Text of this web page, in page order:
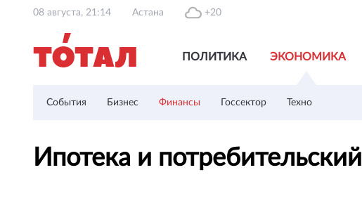
08 августа, 21:14 Астана +20
ПОЛИТИКА ЭКОНОМИКА
События Бизнес Финансы Госсектор Техно
Ипотека и